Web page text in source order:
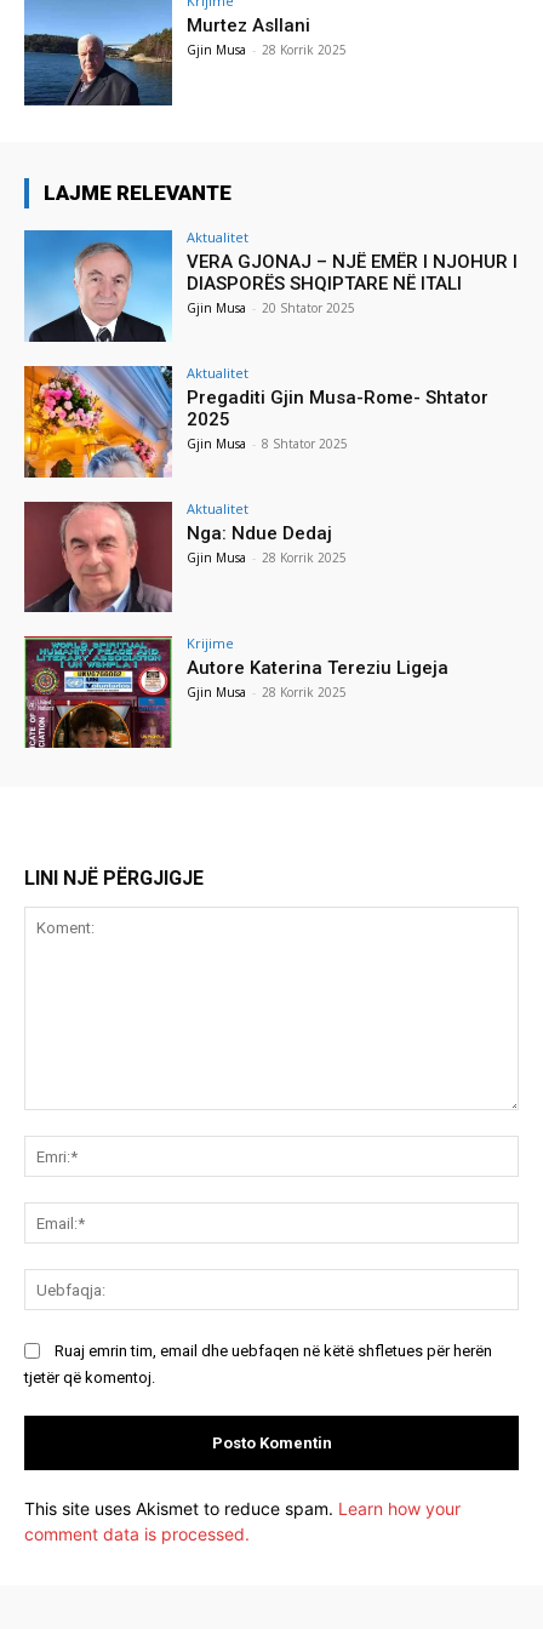
Murtez Asllani
Gjin Musa - 28 Korrik 2025
LAJME RELEVANTE
Aktualitet
VERA GJONAJ – NJË EMËR I NJOHUR I
DIASPORËS SHQIPTARE NË ITALI
Gjin Musa - 20 Shtator 2025
Aktualitet
Pregaditi Gjin Musa-Rome- Shtator
2025
Gjin Musa - 8 Shtator 2025
Aktualitet
Nga: Ndue Dedaj
Gjin Musa - 28 Korrik 2025
Krijime
Autore Katerina Tereziu Ligeja
Gjin Musa - 28 Korrik 2025
LINI NJË PËRGJIGJE
Ruaj emrin tim, email dhe uebfaqen në këtë shfletues për herën
tjetër që komentoj.
This site uses Akismet to reduce spam. Learn how your
comment data is processed.